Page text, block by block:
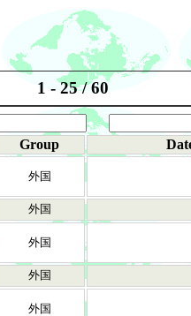
1 - 25 / 60
Group
外国
外国
外国
外国
外国